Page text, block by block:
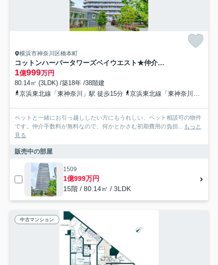
横浜市神奈川区橋本町
コットンハーバータワーズベイウエスト★仲介手数料無料★
1億999万円
80.14㎡ (3LDK) /築18年 /38階建
京浜東北線「東神奈川」駅 徒歩15分
京浜東北線「東神奈川」駅 徒歩22分
ペットと一緒にお引っ越ししたい方にもうれしい、ペット相談可の物件
です。仲介手数料が無料なので、何かとかさむ初期費用の負担... もっと
見る
販売中の部屋
1509
1億999万円
15階 / 80.14㎡ / 3LDK
中古マンション